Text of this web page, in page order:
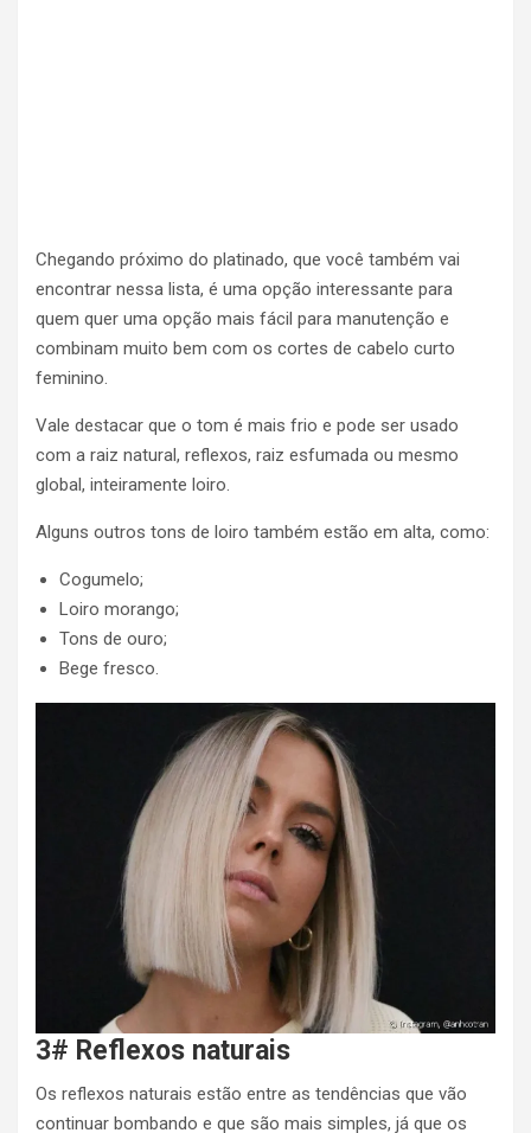
Chegando próximo do platinado, que você também vai
encontrar nessa lista, é uma opção interessante para
quem quer uma opção mais fácil para manutenção e
combinam muito bem com os cortes de cabelo curto
feminino.
Vale destacar que o tom é mais frio e pode ser usado
com a raiz natural, reflexos, raiz esfumada ou mesmo
global, inteiramente loiro.
Alguns outros tons de loiro também estão em alta, como:
Cogumelo;
Loiro morango;
Tons de ouro;
Bege fresco.
3# Reflexos naturais
Os reflexos naturais estão entre as tendências que vão
continuar bombando e que são mais simples, já que os